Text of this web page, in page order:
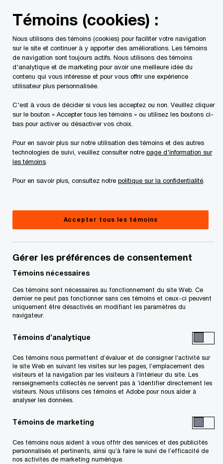
content
footer
PwC Canada Contacts Jeffrey Goldfarb
Associé, PwC Canada
Coordonnées
Courriel
Conjuguons expertise et tech pour vous permettre de propulser
vos idées, vos actions et vos résultats
Découvrez comment
Suivre PwC Canada
Témoins (cookies) :
Nous utilisons des témoins (cookies) pour faciliter votre navigation
sur le site et continuer à y apporter des améliorations. Les témoins
de navigation sont toujours actifs. Nous utilisons des témoins
d'analytique et de marketing pour avoir une meilleure idée du
contenu qui vous intéresse et pour vous offrir une expérience
utilisateur plus personnalisée.
C'est à vous de décider si vous les acceptez ou non. Veuillez cliquer
sur le bouton « Accepter tous les témoins » ou utilisez les boutons ci-
bas pour activer ou désactiver vos choix.
Pour en savoir plus sur notre utilisation des témoins et des autres
technologies de suivi, veuillez consulter notre page d'information sur
les témoins
Pour en savoir plus, consultez notre politique sur la confidentialité
Accepter tous les témoins
Gérer les préférences de consentement
Témoins nécessaires
Ces témoins sont nécessaires au fonctionnement du site Web. Ce
dernier ne peut pas fonctionner sans ces témoins et ceux-ci peuvent
uniquement être désactivés en modifiant les paramètres du
navigateur.
Témoins d’analytique
Ces témoins nous permettent d’évaluer et de consigner l’activité sur
le site Web en suivant les visites sur les pages, l’emplacement des
visiteurs et la navigation par les visiteurs à l’intérieur du site. Les
renseignements collectés ne servent pas à ’identifier directement les
visiteurs. Nous utilisons ces témoins et Adobe pour nous aider à
analyser les données.
Témoins de marketing
Ces témoins nous aident à vous offrir des services et des publicités
personnalisés et pertinents, ainsi qu’à faire le suivi de l’efficacité de
nos activités de marketing numérique.